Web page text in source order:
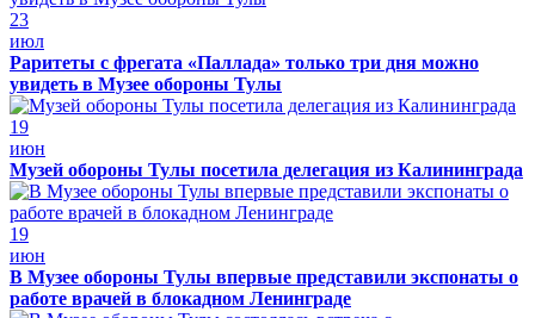
23
июл
Раритеты с фрегата «Паллада» только три дня можно
увидеть в Музее обороны Тулы
19
июн
Музей обороны Тулы посетила делегация из Калининграда
19
июн
В Музее обороны Тулы впервые представили экспонаты о
работе врачей в блокадном Ленинграде